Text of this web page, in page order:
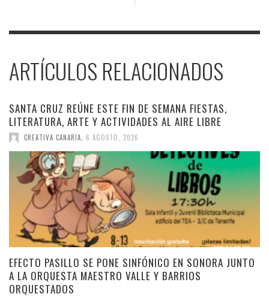
ARTÍCULOS RELACIONADOS
SANTA CRUZ REÚNE ESTE FIN DE SEMANA FIESTAS,
LITERATURA, ARTE Y ACTIVIDADES AL AIRE LIBRE
CREATIVA CANARIA 6 AGOSTO, 2026
EFECTO PASILLO SE PONE SINFÓNICO EN SONORA JUNTO
A LA ORQUESTA MAESTRO VALLE Y BARRIOS
ORQUESTADOS